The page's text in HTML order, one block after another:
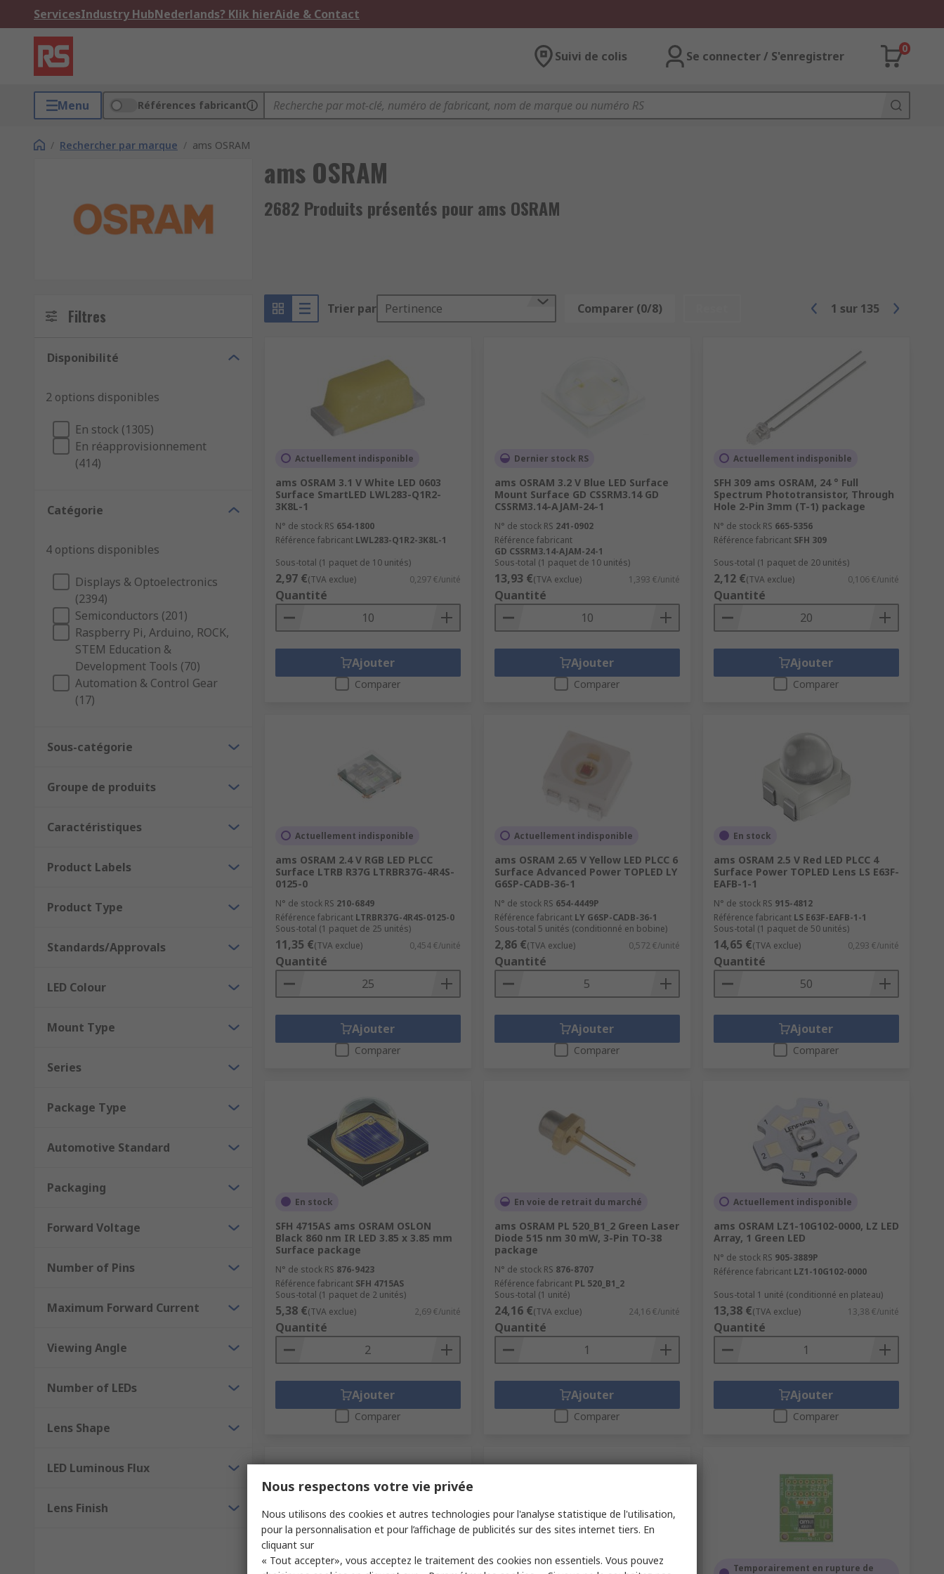
ServicesIndustry HubNederlands? Klik hierAide & Contact
Suivi de colis Se connecter / S'enregistrer
0
Menu Références fabricant
/ Rechercher par marque / ams OSRAM
ams OSRAM
2682 Produits présentés pour ams OSRAM
Filtres
Disponibilité
2 options disponibles
En stock (1305)
En réapprovisionnement
(414)
Catégorie
4 options disponibles
Displays & Optoelectronics
(2394)
Semiconductors (201)
Raspberry Pi, Arduino, ROCK,
STEM Education &
Development Tools (70)
Automation & Control Gear
(17)
Sous-catégorie
Groupe de produits
Caractéristiques
Product Labels
Product Type
Standards/Approvals
LED Colour
Mount Type
Series
Package Type
Automotive Standard
Packaging
Forward Voltage
Number of Pins
Maximum Forward Current
Viewing Angle
Number of LEDs
Lens Shape
LED Luminous Flux
Lens Finish
Trier par Pertinence Comparer (0/8) 1 sur 135
Actuellement indisponible
ams OSRAM 3.1 V White LED 0603
Surface SmartLED LWL283-Q1R2-
3K8L-1
N° de stock RS 654-1800
Référence fabricant LWL283-Q1R2-3K8L-1
Sous-total (1 paquet de 10 unités)
2,97 €(TVA exclue) 0,297 €/unité
Quantité
Ajouter
Comparer
Dernier stock RS
ams OSRAM 3.2 V Blue LED Surface
Mount Surface GD CSSRM3.14 GD
CSSRM3.14-AJAM-24-1
N° de stock RS 241-0902
Référence fabricant
GD CSSRM3.14-AJAM-24-1
Sous-total (1 paquet de 10 unités)
13,93 €(TVA exclue) 1,393 €/unité
Quantité
Ajouter
Comparer
Actuellement indisponible
SFH 309 ams OSRAM, 24 ° Full
Spectrum Phototransistor, Through
Hole 2-Pin 3mm (T-1) package
N° de stock RS 665-5356
Référence fabricant SFH 309
Sous-total (1 paquet de 20 unités)
2,12 €(TVA exclue) 0,106 €/unité
Quantité
Ajouter
Comparer
Actuellement indisponible
ams OSRAM 2.4 V RGB LED PLCC
Surface LTRB R37G LTRBR37G-4R4S-
0125-0
N° de stock RS 210-6849
Référence fabricant LTRBR37G-4R4S-0125-0
Sous-total (1 paquet de 25 unités)
11,35 €(TVA exclue) 0,454 €/unité
Quantité
Ajouter
Comparer
Actuellement indisponible
ams OSRAM 2.65 V Yellow LED PLCC 6
Surface Advanced Power TOPLED LY
G6SP-CADB-36-1
N° de stock RS 654-4449P
Référence fabricant LY G6SP-CADB-36-1
Sous-total 5 unités (conditionné en bobine)
2,86 €(TVA exclue) 0,572 €/unité
Quantité
Ajouter
Comparer
En stock
ams OSRAM 2.5 V Red LED PLCC 4
Surface Power TOPLED Lens LS E63F-
EAFB-1-1
N° de stock RS 915-4812
Référence fabricant LS E63F-EAFB-1-1
Sous-total (1 paquet de 50 unités)
14,65 €(TVA exclue) 0,293 €/unité
Quantité
Ajouter
Comparer
En stock
SFH 4715AS ams OSRAM OSLON
Black 860 nm IR LED 3.85 x 3.85 mm
Surface package
N° de stock RS 876-9423
Référence fabricant SFH 4715AS
Sous-total (1 paquet de 2 unités)
5,38 €(TVA exclue) 2,69 €/unité
Quantité
Ajouter
Comparer
En voie de retrait du marché
ams OSRAM PL 520_B1_2 Green Laser
Diode 515 nm 30 mW, 3-Pin TO-38
package
N° de stock RS 876-8707
Référence fabricant PL 520_B1_2
Sous-total (1 unité)
24,16 €(TVA exclue) 24,16 €/unité
Quantité
Ajouter
Comparer
Actuellement indisponible
ams OSRAM LZ1-10G102-0000, LZ LED
Array, 1 Green LED
N° de stock RS 905-3889P
Référence fabricant LZ1-10G102-0000
Sous-total 1 unité (conditionné en plateau)
13,38 €(TVA exclue) 13,38 €/unité
Quantité
Ajouter
Comparer
Temporairement en rupture de
En stock
Temporairement en rupture de
Nous respectons votre vie privée
Nous utilisons des cookies et autres technologies pour l'analyse statistique de l'utilisation,
pour la personnalisation et pour l’affichage de publicités sur des sites internet tiers. En
cliquant sur
« Tout accepter», vous acceptez le traitement des cookies non essentiels. Vous pouvez